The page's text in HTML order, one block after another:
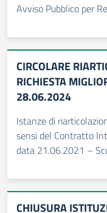
Avviso Pubblico per
CIRCOLARE
RICHIESTA
28.06.2024
Istanze di
sensi del Contratto
data 21.06.2021 –
CHIUSURA